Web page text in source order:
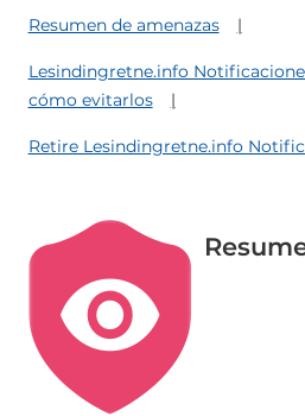
Resumen de amenazas
Lesindingretne.info
cómo evitarlos
Retire Lesindingretne.info